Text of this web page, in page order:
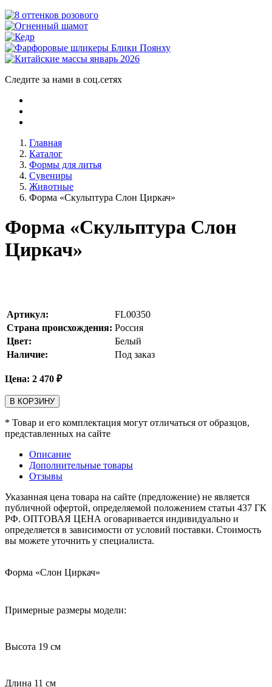
Следите за нами в соц.сетях
Главная
Каталог
Формы для литья
Сувениры
Животные
Форма «Скульптура Слон Циркач»
Форма «Скульптура Слон
Циркач»
Артикул:
FL00350
Страна происхождения: Россия
Цвет:
Белый
Наличие:
Под заказ
Цена: 2 470 ₽
В КОРЗИНУ
* Товар и его комплектация могут отличаться от образцов,
представленных на сайте
Описание
Дополнительные товары
Отзывы
Указанная цена товара на сайте (предложение) не является
публичной офертой, определяемой положением статьи 437 ГК
РФ. ОПТОВАЯ ЦЕНА оговаривается индивидуально и
определяется в зависимости от условий поставки. Стоимость
вы можете уточнить у специалиста.
Форма «Слон Циркач»
Примерные размеры модели:
Высота 19 см
Длина 11 см